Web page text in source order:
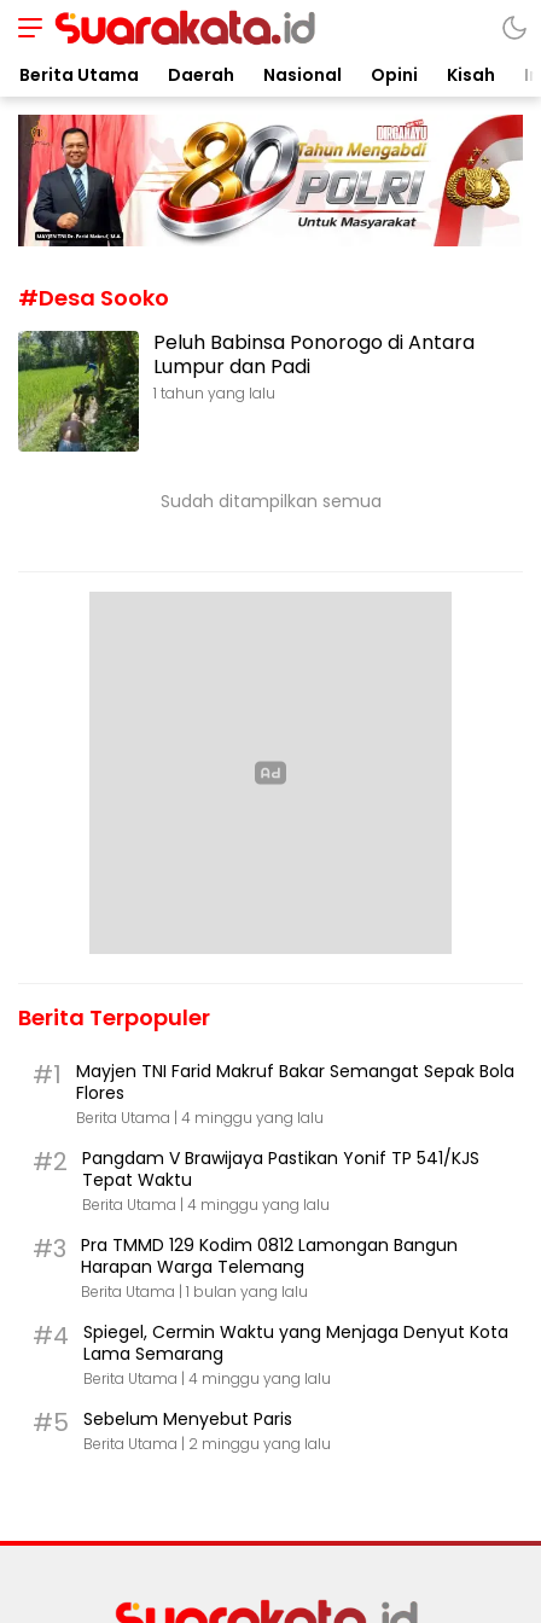
Suarakata.id
Kata Bicara Suara Bergerak
Berita Utama Daerah Nasional Opini Kisah
#Desa Sooko
Peluh Babinsa Ponorogo di Antara
Lumpur dan Padi
1 tahun yang lalu
Sudah ditampilkan semua
Berita Terpopuler
#1
Mayjen TNI Farid Makruf Bakar Semangat Sepak Bola
Flores
Berita Utama | 4 minggu yang lalu
#2
Pangdam V Brawijaya Pastikan Yonif TP 541/KJS
Tepat Waktu
Berita Utama | 4 minggu yang lalu
#3
Pra TMMD 129 Kodim 0812 Lamongan Bangun
Harapan Warga Telemang
Berita Utama | 1 bulan yang lalu
#4
Spiegel, Cermin Waktu yang Menjaga Denyut Kota
Lama Semarang
Berita Utama | 4 minggu yang lalu
#5 Sebelum Menyebut Paris
Berita Utama | 2 minggu yang lalu